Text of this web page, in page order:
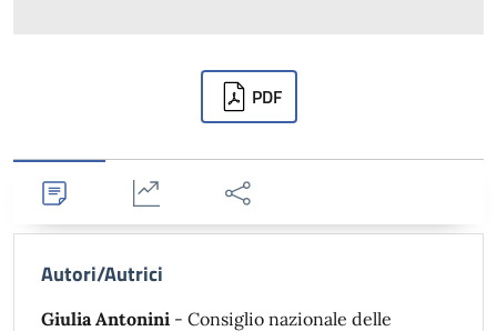
PDF
Dettagli Statistiche Condividi
Autori/Autrici
Giulia Antonini - Consiglio nazionale delle